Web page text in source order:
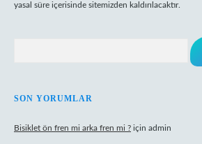
yasal süre içerisinde sitemizden kaldırılacaktır.
SON YORUMLAR
Bisiklet ön fren mi arka fren mi ? için admin